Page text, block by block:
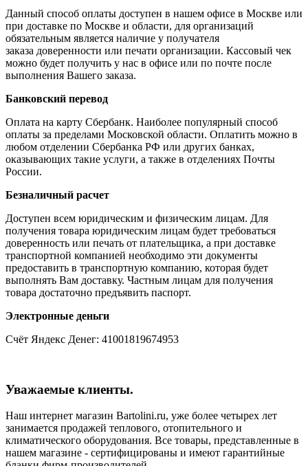
Данный способ оплаты доступен в нашем офисе в Москве или
при доставке по Москве и области, для организаций
обязательным является наличие у получателя
заказа доверенности или печати организации. Кассовый чек
можно будет получить у нас в офисе или по почте после
выполнения Вашего заказа.
Банковский перевод
Оплата на карту Сбербанк. Наиболее популярный способ
оплаты за пределами Московской области. Оплатить можно в
любом отделении Сбербанка РФ или других банках,
оказывающих такие услуги, а также в отделениях Почты
России.
Безналичный расчет
Доступен всем юридическим и физическим лицам. Для
получения товара юридическим лицам будет требоваться
доверенность или печать от плательщика, а при доставке
транспортной компанией необходимо эти документы
предоставить в транспортную компанию, которая будет
выполнять Вам доставку. Частным лицам для получения
товара достаточно предъявить паспорт.
Электронные деньги
Счёт Яндекс Денег: 41001819674953
Уважаемые клиенты.
Наш интернет магазин Bartolini.ru, уже более четырех лет
занимается продажей теплового, отопительного и
климатического оборудования. Все товары, представленные в
нашем магазине - сертифицированы и имеют гарантийные